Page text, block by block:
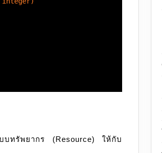
บทรัพยากร (Resource) ให้กับ